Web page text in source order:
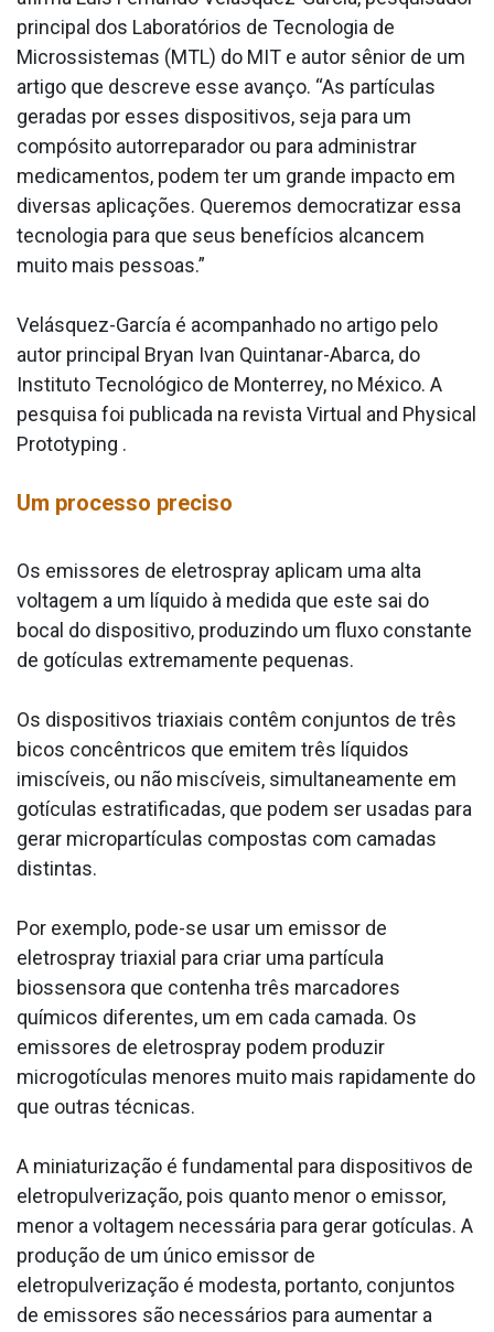
principal dos Laboratórios de Tecnologia de
Microssistemas (MTL) do MIT e autor sênior de um
artigo que descreve esse avanço. “As partículas
geradas por esses dispositivos, seja para um
compósito autorreparador ou para administrar
medicamentos, podem ter um grande impacto em
diversas aplicações. Queremos democratizar essa
tecnologia para que seus benefícios alcancem
muito mais pessoas.”
Velásquez-García é acompanhado no artigo pelo
autor principal Bryan Ivan Quintanar-Abarca, do
Instituto Tecnológico de Monterrey, no México. A
pesquisa foi publicada na revista Virtual and Physical
Prototyping .
Um processo preciso
Os emissores de eletrospray aplicam uma alta
voltagem a um líquido à medida que este sai do
bocal do dispositivo, produzindo um fluxo constante
de gotículas extremamente pequenas.
Os dispositivos triaxiais contêm conjuntos de três
bicos concêntricos que emitem três líquidos
imiscíveis, ou não miscíveis, simultaneamente em
gotículas estratificadas, que podem ser usadas para
gerar micropartículas compostas com camadas
distintas.
Por exemplo, pode-se usar um emissor de
eletrospray triaxial para criar uma partícula
biossensora que contenha três marcadores
químicos diferentes, um em cada camada. Os
emissores de eletrospray podem produzir
microgotículas menores muito mais rapidamente do
que outras técnicas.
A miniaturização é fundamental para dispositivos de
eletropulverização, pois quanto menor o emissor,
menor a voltagem necessária para gerar gotículas. A
produção de um único emissor de
eletropulverização é modesta, portanto, conjuntos
de emissores são necessários para aumentar a